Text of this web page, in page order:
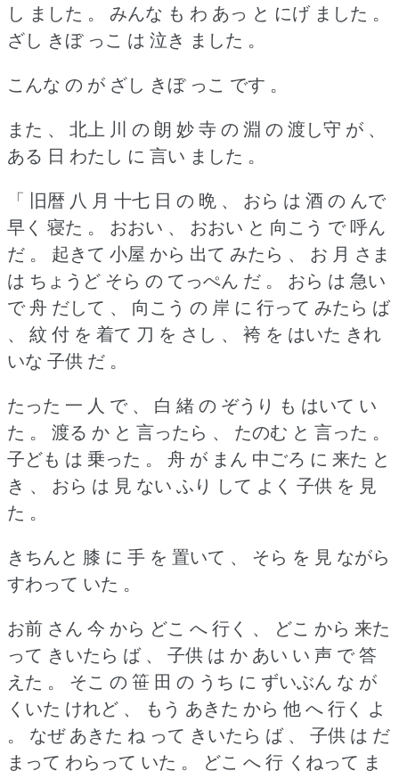
し ました 。
みんな も わ あっ と にげ ました 。
ざし きぼ っこ は 泣き ました 。
こんな の が ざし きぼ っこ です 。
また 、 北上 川 の 朗 妙 寺 の 淵 の 渡し守 が 、
ある 日 わたし に 言い ました 。
「 旧暦 八 月 十七 日 の 晩 、 おら は 酒 の んで
早く 寝た 。
おおい 、 おおい と 向こう で 呼ん
だ 。
起きて 小屋 から 出て みたら 、 お 月 さま
は ちょうど そら の てっぺん だ 。
おら は 急い
で 舟 だして 、 向こう の 岸 に 行って みたら ば
、 紋 付 を 着て 刀 を さし 、 袴 を はいた きれ
いな 子供 だ 。
たった 一 人 で 、 白 緒 の ぞうり も はいて い
た 。
渡る か と 言ったら 、 たのむ と 言った 。
子ども は 乗った 。
舟 が まん 中ごろ に 来た と
き 、 おら は 見 ない ふり して よく 子供 を 見
た 。
きちんと 膝 に 手 を 置いて 、 そら を 見 ながら
すわって いた 。
お前 さん 今 から どこ へ 行く 、 どこ から 来た
って きいたら ば 、 子供 は か あい い 声 で 答
えた 。
そこ の 笹 田 の うち に ずいぶん な が
くいた けれど 、 もう あきた から 他 へ 行く よ
。
なぜ あきた ね って きいたら ば 、 子供 は だ
まって わらって いた 。
どこ へ 行 くねって ま